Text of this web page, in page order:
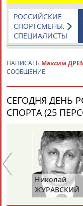
АБДРАХМАНОВ
Рамазан
АБДУЛАЕВ
Тагир
РОССИЙСКИЕ
СПОРТСМЕНЫ,
СПЕЦИАЛИСТЫ
НАПИСАТЬ Максим
СООБЩЕНИЕ
СЕГОДНЯ ДЕНЬ
СПОРТА (25
Николай
ЖУРАВСКИЙ